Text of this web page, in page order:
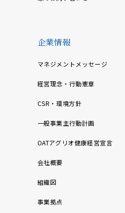
企業情報
マネジメントメッセージ
経営理念・行動憲章
CSR・環境方針
一般事業主行動計画
OATアグリオ健康経営宣言
会社概要
組織図
事業拠点